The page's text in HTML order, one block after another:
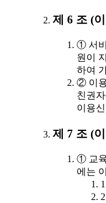
제 6 조 (
① 서
원이
하여
② 이
친권
이용
제 7 조 (
① 교
에는